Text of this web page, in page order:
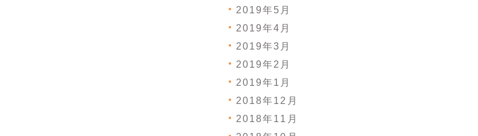
2019年5月
2019年4月
2019年3月
2019年2月
2019年1月
2018年12月
2018年11月